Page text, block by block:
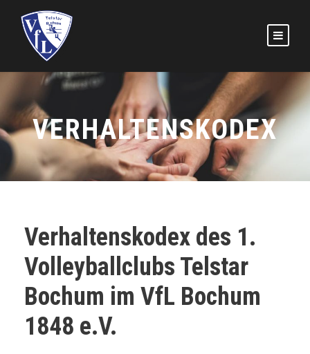
VERHALTENSKODEX
Verhaltenskodex des 1.
Volleyballclubs Telstar
Bochum im VfL Bochum
1848 e.V.